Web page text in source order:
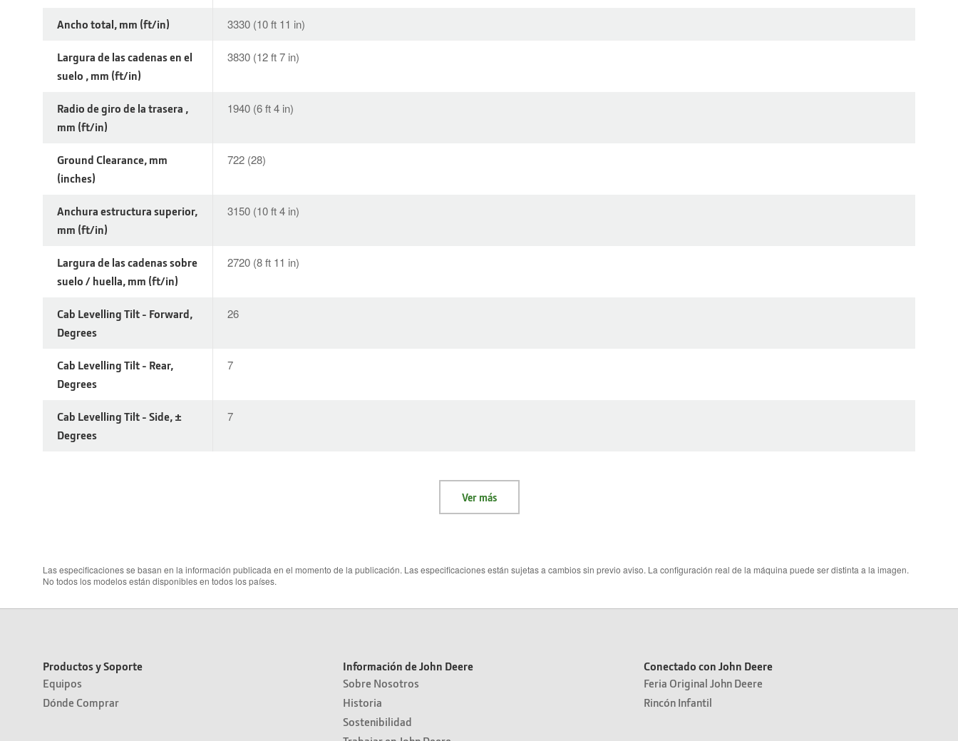
Ancho total, mm (ft/in) 3330 (10 ft 11 in)
Largura de las cadenas en el
suelo , mm (ft/in)
3830 (12 ft 7 in)
Radio de giro de la trasera ,
mm (ft/in)
1940 (6 ft 4 in)
Ground Clearance, mm
(inches)
722 (28)
Anchura estructura superior,
mm (ft/in)
3150 (10 ft 4 in)
Largura de las cadenas sobre
suelo / huella, mm (ft/in)
2720 (8 ft 11 in)
Cab Levelling Tilt - Forward,
Degrees
26
Cab Levelling Tilt - Rear,
Degrees
7
Cab Levelling Tilt - Side, ±
Degrees
7
Ver más
Las especificaciones se basan en la información publicada en el momento de la publicación. Las especificaciones están sujetas a cambios sin previo aviso. La configuración real de la máquina puede ser distinta a la imagen.
No todos los modelos están disponibles en todos los países.
Productos y Soporte
Equipos
Dónde Comprar
Información de John Deere
Sobre Nosotros
Historia
Sostenibilidad
Conectado con John Deere
Feria Original John Deere
Rincón Infantil